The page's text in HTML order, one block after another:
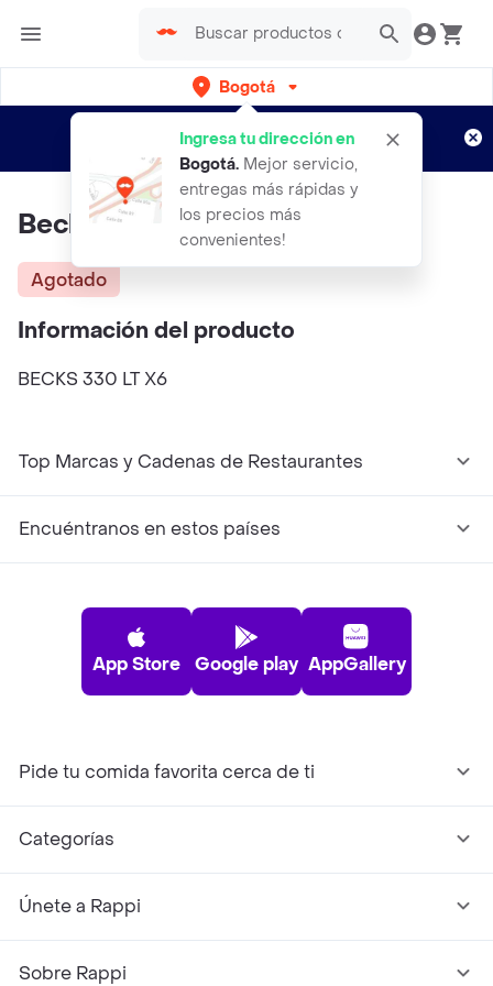
Bogotá
Ingresa tu dirección en
Bogotá. Mejor servicio,
entregas más rápidas y
los precios más
convenientes!
envíos gratis por semanas
Aplican TyC
Beck's 330 Lt X6
Agotado
Información del producto
BECKS 330 LT X6
Top Marcas y Cadenas de Restaurantes
Encuéntranos en estos países
App Store Google play AppGallery
Pide tu comida favorita cerca de ti
Categorías
Únete a Rappi
Sobre Rappi